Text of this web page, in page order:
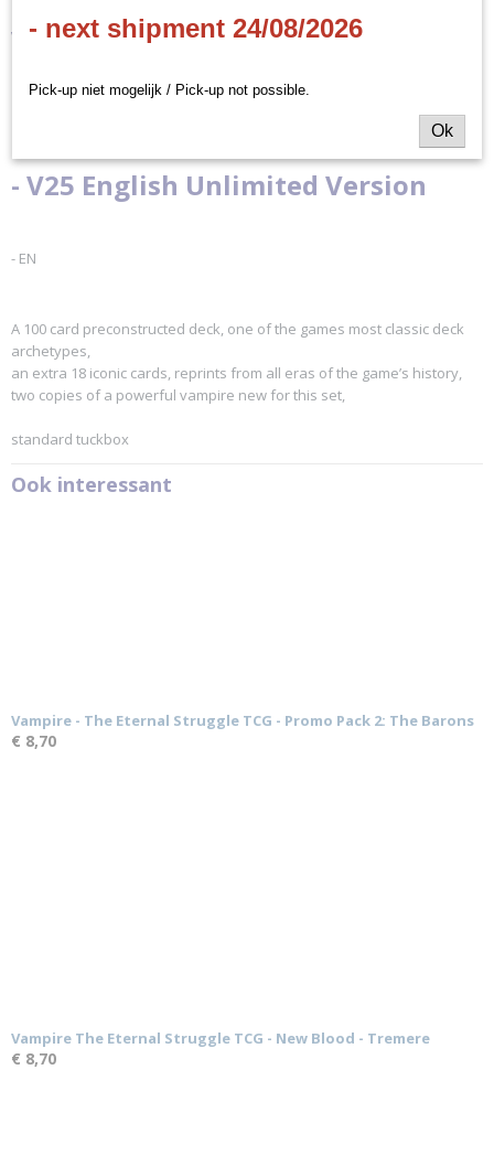
EAN code
Black Chantry Productions
Vampire - The Eternal
Struggle TCG
- V25 English Unlimited Version
- EN
A 100 card preconstructed deck, one of the games most classic deck
archetypes,
an extra 18 iconic cards, reprints from all eras of the game’s history,
two copies of a powerful vampire new for this set,
standard tuckbox
Ook interessant
Vampire - The Eternal Struggle TCG - Promo Pack 2: The Barons
€ 8,70
Vampire The Eternal Struggle TCG - New Blood - Tremere
€ 8,70
- next shipment 24/08/2026
Pick-up niet mogelijk / Pick-up not possible.
Ok